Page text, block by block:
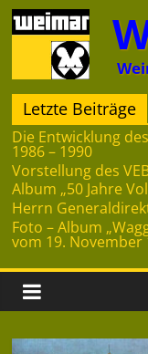
Zum
Inhalt
springen
Letzte Beiträge
Die Entwicklung
1986 – 1990
Vorstellung des
Album „50 Jahre
Herrn
Foto – Album
vom 19. November